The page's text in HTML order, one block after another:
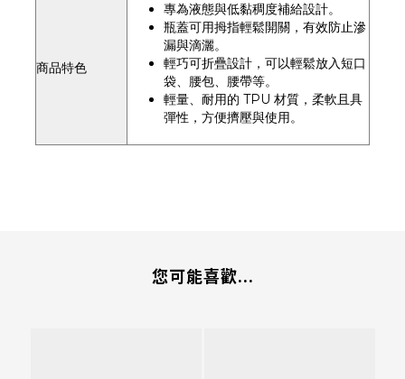
商品特色
專為液態與低黏稠度補給設計。
瓶蓋可用拇指輕鬆開關，有效防止滲
漏與滴灑。
輕巧可折疊設計，可以輕鬆放入短口
袋、腰包、腰帶等。
輕量、耐用的 TPU 材質，柔軟且具
彈性，方便擠壓與使用。
您可能喜歡...